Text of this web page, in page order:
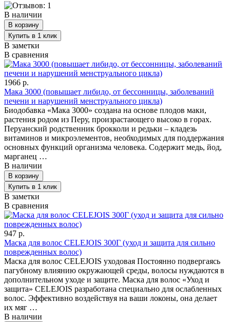
В наличии
В заметки
В сравнения
1966 р.
Мака 3000 (повышает либидо, от бессонницы, заболеваний
печени и нарушений менструального цикла)
Биодобавка «Мака 3000» создана на основе плодов маки,
растения родом из Перу, произрастающего высоко в горах.
Перуанский родственник брокколи и редьки – кладезь
витаминов и микроэлементов, необходимых для поддержания
основных функций организма человека. Содержит медь, йод,
марганец …
В наличии
В заметки
В сравнения
947 р.
Маска для волос CELEJOIS 300Г (уход и защита для сильно
поврежденных волос)
Маска для волос CELEJOIS уходовая Постоянно подвергаясь
пагубному влиянию окружающей среды, волосы нуждаются в
дополнительном уходе и защите. Маска для волос «Уход и
защита» CELEJOIS разработана специально для ослабленных
волос. Эффективно воздействуя на ваши локоны, она делает
их мяг …
В наличии